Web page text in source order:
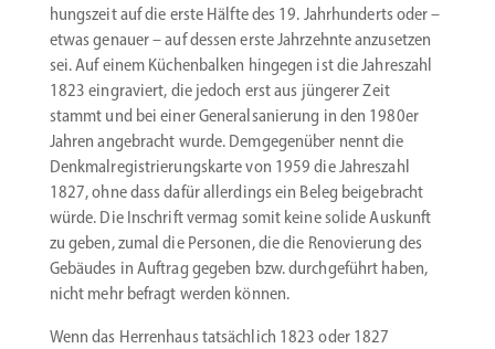
hungszeit auf die erste Hälfte des 19. Jahrhun­derts oder –
etwas genauer – auf dessen erste Jahrzehnte anzusetzen
sei. Auf einem Küchen­balken hingegen ist die Jahreszahl
1823 eingra­viert, die jedoch erst aus jüngerer Zeit
stammt und bei einer General­sa­nierung in den 1980er
Jahren angebracht wurde. Demge­genüber nennt die
Denkmal­re­gis­trie­rungs­karte von 1959 die Jahreszahl
1827, ohne dass dafür aller­dings ein Beleg beigebracht
würde. Die Inschrift vermag somit keine solide Auskunft
zu geben, zumal die Personen, die die Renovierung des
Gebäudes in Auftrag gegeben bzw. durch­ge­führt haben,
nicht mehr befragt werden können.
Wenn das Herrenhaus tatsächlich 1823 oder 1827